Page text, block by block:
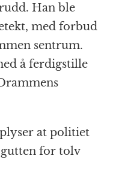
Han ble
med forbud
sentrum.
å ferdigstille
at politiet
for tolv